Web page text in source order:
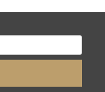
na našom e-shope.
s
tipov a